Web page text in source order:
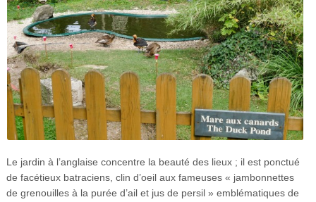
Le jardin à l’anglaise concentre la beauté des lieux ; il est ponctué
de facétieux batraciens, clin d’oeil aux fameuses « jambonnettes
de grenouilles à la purée d’ail et jus de persil » emblématiques de